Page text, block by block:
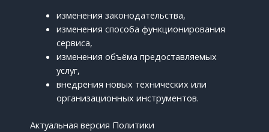
изменения законодательства,
изменения способа функционирования
сервиса,
изменения объёма предоставляемых
услуг,
внедрения новых технических или
организационных инструментов.
Актуальная версия Политики